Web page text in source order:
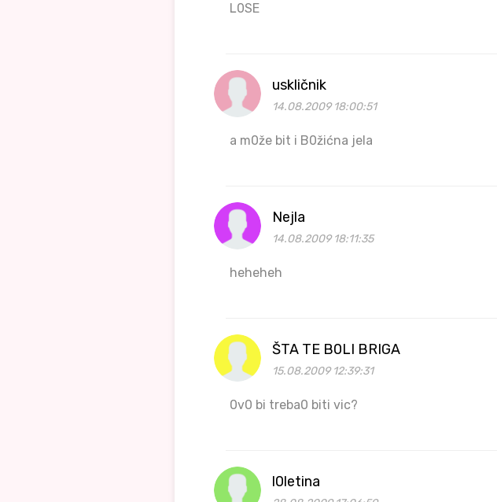
L0SE
uskličnik
14.08.2009 18:00:51
a m0že bit i B0žićna jela
Nejla
14.08.2009 18:11:35
heheheh
ŠTA TE B0LI BRIGA
15.08.2009 12:39:31
0v0 bi treba0 biti vic?
l0letina